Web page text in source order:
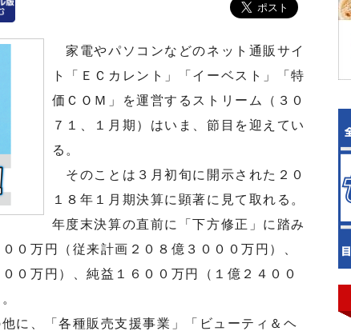
家電やパソコンなどのネット通販サイ
ト「ＥＣカレント」「イーベスト」「特
価ＣＯＭ」を運営するストリーム（３０
７１、１月期）はいま、節目を迎えてい
る。
そのことは３月初旬に開示された２０
１８年１月期決算に顕著に見て取れる。
年度末決算の直前に「下方修正」に踏み
０万円（従来計画２０８億３０００万円）、
０万円）、純益１６００万円（１億２４００
に、「各種販売支援事業」「ビューティ＆ヘ